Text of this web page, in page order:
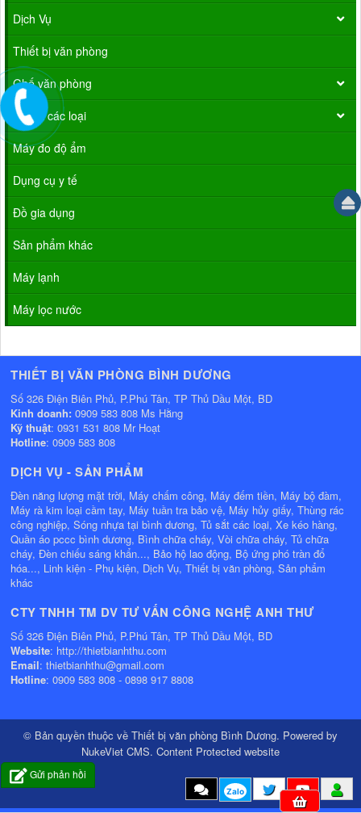
Dịch Vụ
Thiết bị văn phòng
Ghế văn phòng
Tủ sắt các loại
Máy đo độ ẩm
Dụng cụ y tế
Đồ gia dụng
Sản phẩm khác
Máy lạnh
Máy lọc nước
0Mặt hàng : 0 VND
Zalo
THIẾT BỊ VĂN PHÒNG BÌNH DƯƠNG
Số 326 Điện Biên Phủ, P.Phú Tân, TP Thủ Dầu Một, BD
Kinh doanh: 0909 583 808 Ms Hằng
Kỹ thuật: 0931 531 808 Mr Hoạt
Hotline: 0909 583 808
DỊCH VỤ - SẢN PHẨM
Đèn năng lượng mặt trời, Máy chấm công, Máy đếm tiền, Máy bộ đàm,
Máy rà kim loại cầm tay, Máy tuần tra bảo vệ, Máy hủy giấy, Thùng rác
công nghiệp, Sóng nhựa tại bình dương, Tủ sắt các loại, Xe kéo hàng,
Quần áo pccc bình dương, Bình chữa cháy, Vòi chữa cháy, Tủ chữa
cháy, Đèn chiếu sáng khẩn..., Bảo hộ lao động, Bộ ứng phó tràn đổ
hóa..., Linh kiện - Phụ kiện, Dịch Vụ, Thiết bị văn phòng, Sản phẩm
khác
CTY TNHH TM DV TƯ VẤN CÔNG NGHỆ ANH THƯ
Số 326 Điện Biên Phủ, P.Phú Tân, TP Thủ Dầu Một, BD
Website: http://thietbianhthu.com
Email: thietbianhthu@gmail.com
Hotline: 0909 583 808 - 0898 917 8808
Gửi phản hồi
© Bản quyền thuộc về Thiết bị văn phòng Bình Dương. Powered by
NukeViet CMS. Content Protected website